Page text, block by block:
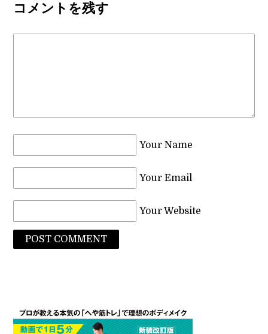
コメントを残す
Your Name
Your Email
Your Website